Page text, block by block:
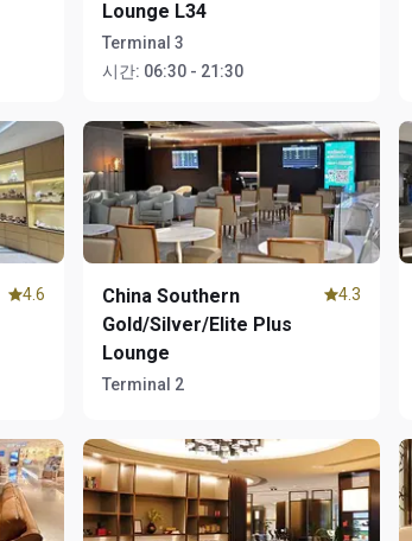
Lounge L34
Terminal 3
시간: 06:30 - 21:30
4.6
China Southern
Gold/Silver/Elite Plus
Lounge
Terminal 2
4.3